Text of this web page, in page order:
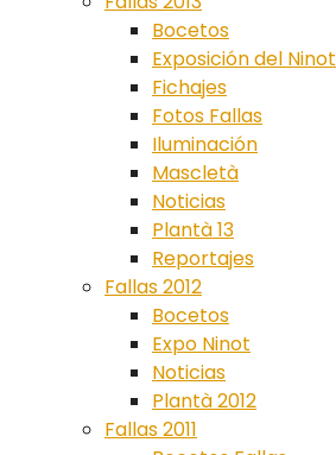
Bocetos
Exposición del Ninot
Fichajes
Fotos Fallas
Iluminación
Mascletà
Noticias
Plantà 13
Reportajes
Fallas 2012
Bocetos
Expo Ninot
Noticias
Plantà 2012
Fallas 2011